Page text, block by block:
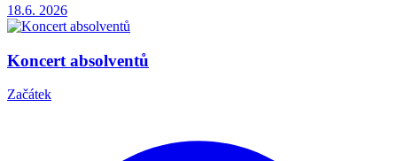
18.6. 2026
Koncert absolventů
Začátek